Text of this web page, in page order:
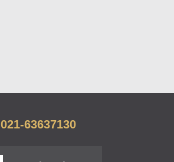
021-63637130